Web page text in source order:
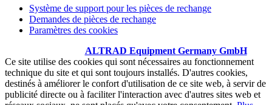
Demandes de pièces de rechange
Paramètres des cookies
© Copyright -ALTRAD Equipment Germany GmbH
Ce site utilise des cookies qui sont nécessaires au fonctionnement
technique du site et qui sont toujours installés. D'autres cookies,
destinés à améliorer le confort d'utilisation de ce site web, à servir de
publicité directe ou à faciliter l'interaction avec d'autres sites web et
réseaux sociaux, ne sont placés qu'avec votre consentement.Plus